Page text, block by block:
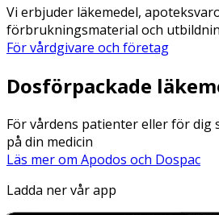
Vi erbjuder läkemedel,
förbrukningsmaterial och
För vårdgivare och företag
Dosförpackade
För vårdens patienter eller för dig
på din medicin
Läs mer om Apodos och Dospac
Ladda ner vår app